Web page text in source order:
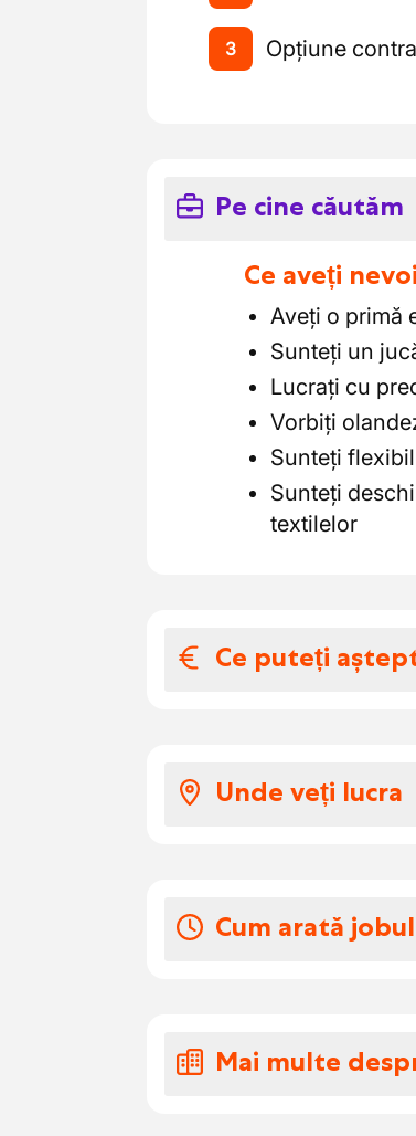
3 Opțiune
Pe cine căutăm
Ce aveți
Aveți o primă
Sunteți un
Lucrați cu
Vorbiți
Sunteți
Sunteți
textilelor
Ce puteți
Un mediu de
Unde veți lucra
de vânzare în
Cum arată
Detectarea și
Mai multe